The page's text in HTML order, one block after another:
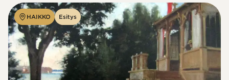
HAIKKO Esitys